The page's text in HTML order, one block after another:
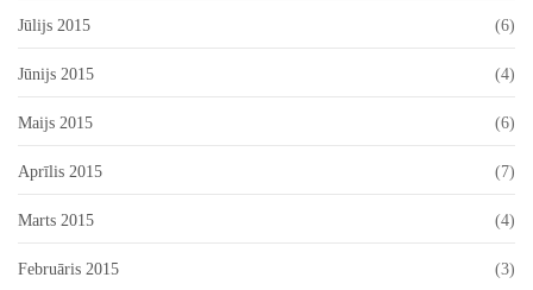
Jūlijs 2015 (6)
Jūnijs 2015 (4)
Maijs 2015 (6)
Aprīlis 2015 (7)
Marts 2015 (4)
Februāris 2015 (3)